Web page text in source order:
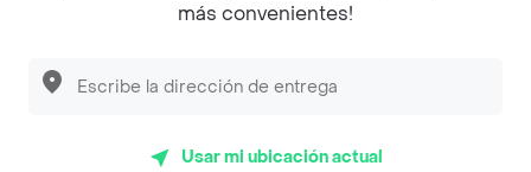
Descubre las PROMOCIONES que tenemos
2026 Rappi Inc. All rights reserved.
más convenientes!
Usar mi ubicación actual